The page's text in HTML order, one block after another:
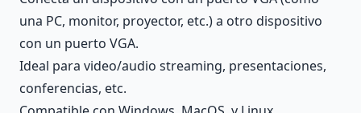
una PC, monitor, proyector, etc.) a otro dispositivo
con un puerto VGA.
Ideal para video/audio streaming, presentaciones,
conferencias, etc.